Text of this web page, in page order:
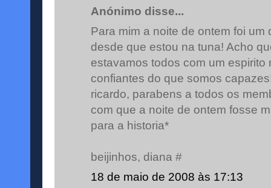
Anónimo disse...
Para mim a noite de ontem foi um
desde que estou na tuna! Acho
estavamos todos com um espirito
confiantes do que somos
ricardo, parabens a todos os
com que a noite de ontem fosse
para a historia*
beijinhos, diana #
18 de maio de 2008 às 17:13